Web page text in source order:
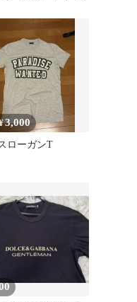
3,000
ローガンT